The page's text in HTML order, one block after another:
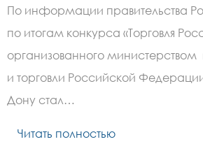
По информации правительства
по итогам конкурса «Торговля
организованного
и торговли Российской
Дону стал…
Читать полностью